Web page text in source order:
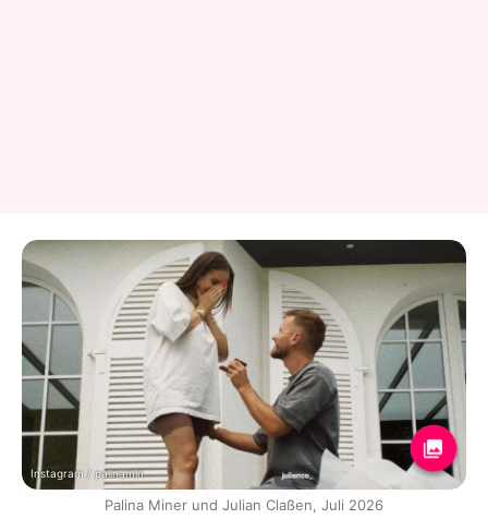
Instagram / palinamin
Palina Miner und Julian Claßen, Juli 2026